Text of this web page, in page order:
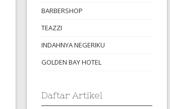
BARBERSHOP
TEAZZI
INDAHNYA NEGERIKU
GOLDEN BAY HOTEL
Daftar Artikel